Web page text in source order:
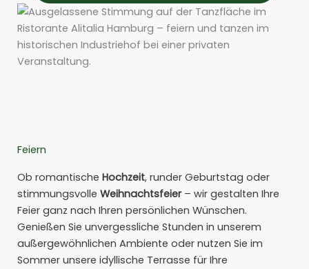
Feiern
Ob romantische Hochzeit, runder Geburtstag oder
stimmungsvolle Weihnachtsfeier– wir gestalten Ihre
Feier ganz nach Ihren persönlichen Wünschen.
Genießen Sie unvergessliche Stunden in unserem
außergewöhnlichen Ambiente oder nutzen Sie im
Sommer unsere idyllische Terrasse für Ihre